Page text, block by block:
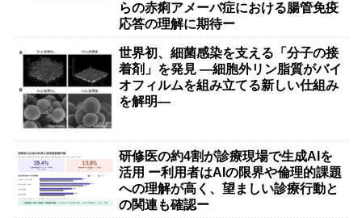
らの赤痢アメーバ症における腸管免疫
応答の理解に期待ー
世界初、細菌感染を支える「分子の接
着剤」を発見 ―細胞外リン脂質がバイ
オフィルムを組み立てる新しい仕組み
を解明―
研修医の約4割が診療現場で生成AIを
活用 ー利用者はAIの限界や倫理的課題
への理解が高く、望ましい診療行動と
の関連も確認ー